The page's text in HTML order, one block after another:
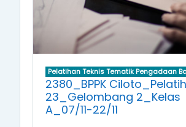
Pelatihan Teknis Tematik Pengadaan
2380_BPPK
23_Gelombang 2_Kelas
A_07/11-22/11